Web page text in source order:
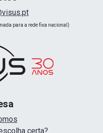
para a rede fixa nacional)
certa?